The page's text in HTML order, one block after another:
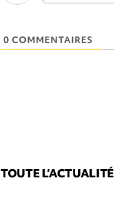
0 COMMENTAIRES
TOUTE L’ACTUALITÉ